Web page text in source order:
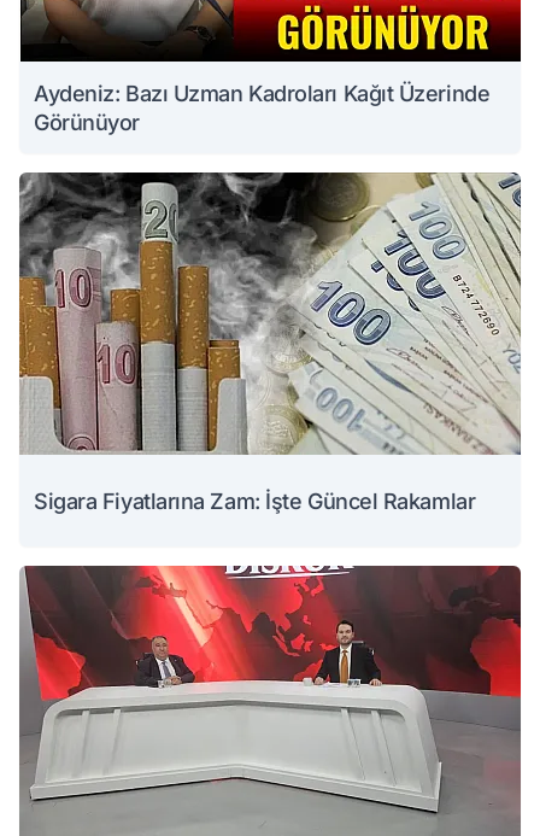
Aydeniz: Bazı Uzman Kadroları Kağıt Üzerinde
Görünüyor
Sigara Fiyatlarına Zam: İşte Güncel Rakamlar